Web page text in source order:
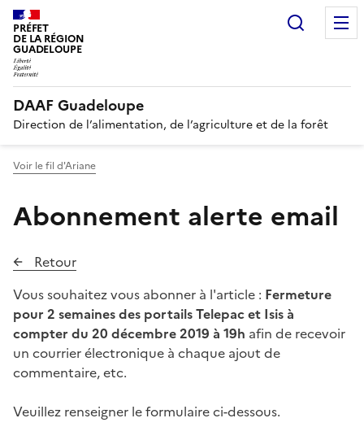
PRÉFET
DE LA RÉGION
GUADELOUPE
DAAF Guadeloupe
Direction de l’alimentation, de l’agriculture et de la forêt
Voir le fil d'Ariane
Abonnement alerte email
Retour
Vous souhaitez vous abonner à l'article : Fermeture
pour 2 semaines des portails Telepac et Isis à
compter du 20 décembre 2019 à 19h afin de recevoir
un courrier électronique à chaque ajout de
commentaire, etc.
Veuillez renseigner le formulaire ci-dessous.